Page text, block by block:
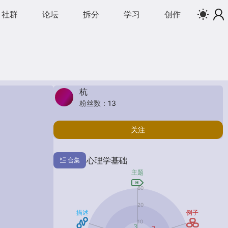
社群 论坛 拆分 学习 创作
杭
粉丝数： 13
关注
合集 心理学基础
60
20
10
主题
H
例子
描述
3